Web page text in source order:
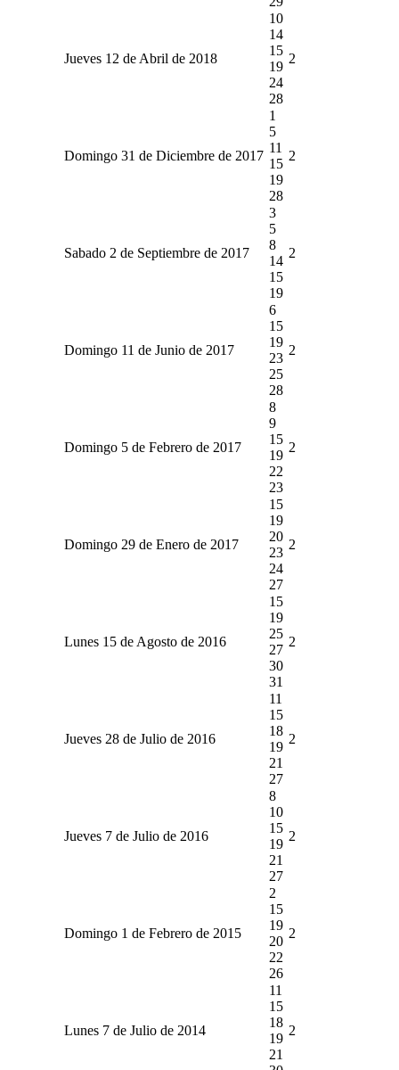
Jueves 12 de Abril de 2018
10
14
15
19
24
28
2
Domingo 31 de Diciembre de 2017
1
5
11
15
19
28
2
Sabado 2 de Septiembre de 2017
3
5
8
14
15
19
2
Domingo 11 de Junio de 2017
6
15
19
23
25
28
2
Domingo 5 de Febrero de 2017
8
9
15
19
22
23
2
Domingo 29 de Enero de 2017
15
19
20
23
24
27
2
Lunes 15 de Agosto de 2016
15
19
25
27
30
31
2
Jueves 28 de Julio de 2016
11
15
18
19
21
27
2
Jueves 7 de Julio de 2016
8
10
15
19
21
27
2
Domingo 1 de Febrero de 2015
2
15
19
20
22
26
2
Lunes 7 de Julio de 2014
11
15
18
19
21
2